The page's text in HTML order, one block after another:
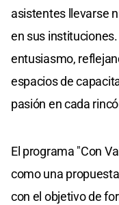
asistentes llevarse
en sus
entusiasmo,
espacios de
pasión en cada
El programa "Con
como una
con el objetivo de